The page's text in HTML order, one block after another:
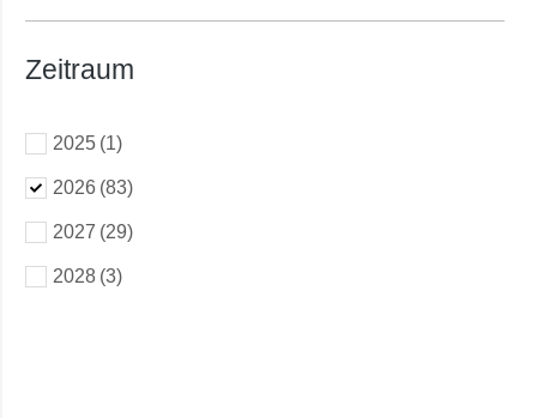
Zeitraum
2025 (1)
2026 (83)
2027 (29)
2028 (3)